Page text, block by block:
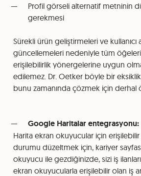
Profil görseli alternatif metninin
gerekmesi
Sürekli ürün geliştirmeleri ve kullanıcı
güncellemeleri nedeniyle tüm
erişilebilirlik yönergelerine uygun
edilemez. Dr. Oetker böyle bir
bunu zamanında çözmek için derhal
Google Haritalar entegrasyonu:
Harita ekran okuyucular için
durumu düzeltmek için, kariyer
okuyucu ile gezdiğinizde, sizi iş
ekran okuyucularla erişilebilir olan iş